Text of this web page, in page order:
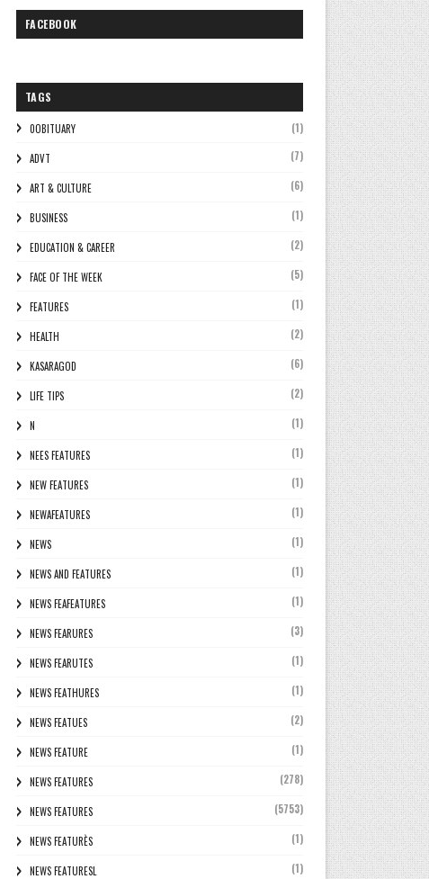
FACEBOOK
TAGS
0OBITUARY (1)
ADVT (7)
ART & CULTURE (6)
BUSINESS (1)
EDUCATION & CAREER (2)
FACE OF THE WEEK (5)
FEATURES (1)
HEALTH (2)
KASARAGOD (6)
LIFE TIPS (2)
N (1)
NEES FEATURES (1)
NEW FEATURES (1)
NEWAFEATURES (1)
NEWS (1)
NEWS AND FEATURES (1)
NEWS FEAFEATURES (1)
NEWS FEARURES (3)
NEWS FEARUTES (1)
NEWS FEATHURES (1)
NEWS FEATUES (2)
NEWS FEATURE (1)
NEWS FEATURES (278)
NEWS FEATURES (5753)
NEWS FEATURÈS (1)
NEWS FEATURESL (1)